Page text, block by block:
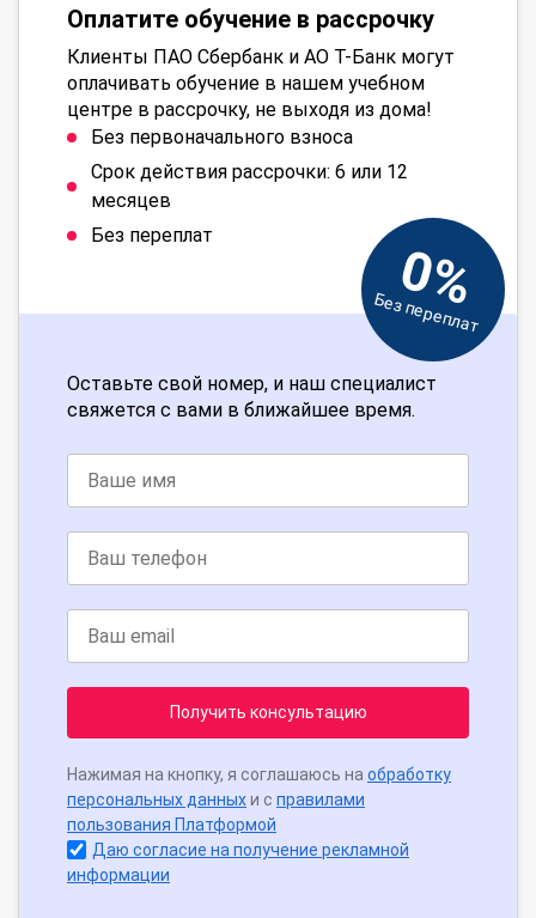
Оплатите обучение в рассрочку
Клиенты ПАО Сбербанк и АО Т-Банк могут
оплачивать обучение в нашем учебном
центре в рассрочку, не выходя из дома!
Без первоначального взноса
Срок действия рассрочки: 6 или 12
месяцев
Без переплат
0%
Без переплат
Оставьте свой номер, и наш специалист
свяжется с вами в ближайшее время.
Получить консультацию
Нажимая на кнопку, я соглашаюсь на обработку
персональных данныхи с правилами
пользования Платформой
Даю согласие на получение рекламной
информации